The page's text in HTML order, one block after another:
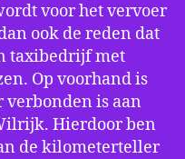
voor het vervoer
ook de reden dat
taxibedrijf met
Op voorhand is
is aan
Hierdoor ben
de kilometerteller